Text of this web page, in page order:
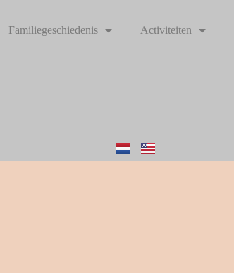
Familiegeschiedenis Activiteiten